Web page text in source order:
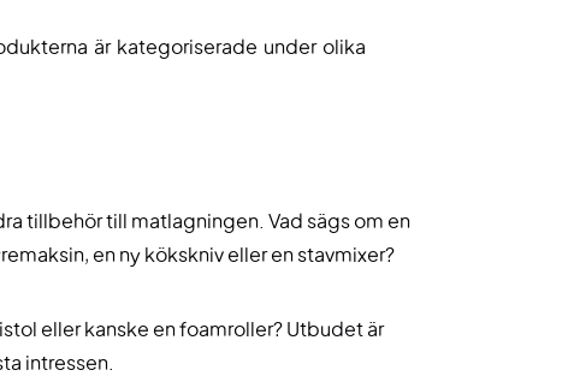
är kategoriserade under olika
tillbehör till matlagningen. Vad sägs om en
en ny kökskniv eller en stavmixer?
eller kanske en foamroller? Utbudet är
intressen.